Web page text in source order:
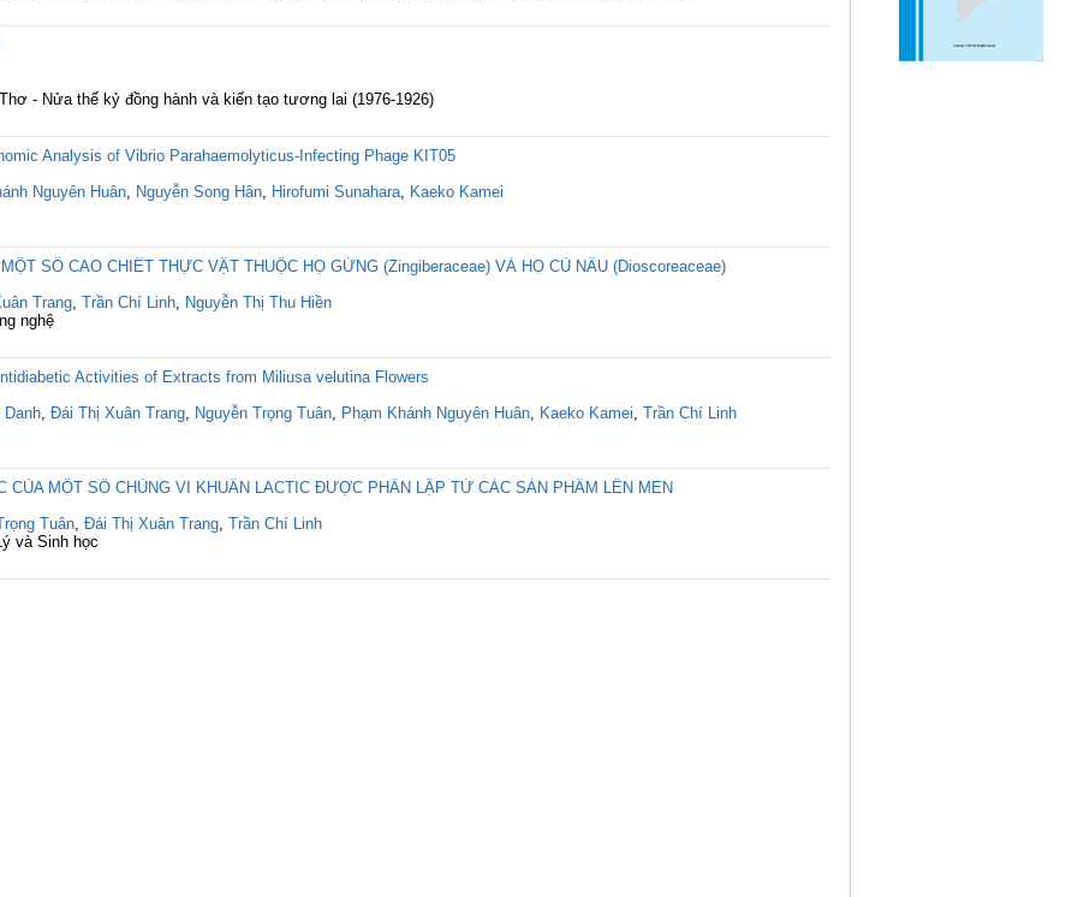
- Nửa thế kỷ đồng hành và kiến tạo tương lai (1976-1926)
Analysis of Vibrio Parahaemolyticus‐Infecting Phage KIT05
Nguyên Huân, Nguyễn Song Hân, Hirofumi Sunahara, Kaeko Kamei
SỐ CAO CHIẾT THỰC VẬT THUỘC HỌ GỪNG (Zingiberaceae) VÀ HỌ CỦ NÂU (Dioscoreaceae)
Trang, Trần Chí Linh, Nguyễn Thị Thu Hiền
nghệ
Activities of Extracts from Miliusa velutina Flowers
Danh, Đái Thị Xuân Trang, Nguyễn Trọng Tuân, Phạm Khánh Nguyên Huân, Kaeko Kamei, Trần Chí Linh
CỦA MỘT SỐ CHỦNG VI KHUẨN LACTIC ĐƯỢC PHÂN LẬP TỪ CÁC SẢN PHẨM LÊN MEN
Tuân, Đái Thị Xuân Trang, Trần Chí Linh
và Sinh học